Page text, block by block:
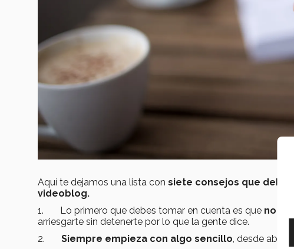
Aquí te dejamos una lista con siete consejos que
videoblog.
1. Lo primero que debes tomar en cuenta es que no
arriesgarte sin detenerte por lo que la gente dice.
2. Siempre empieza con algo sencillo, desde